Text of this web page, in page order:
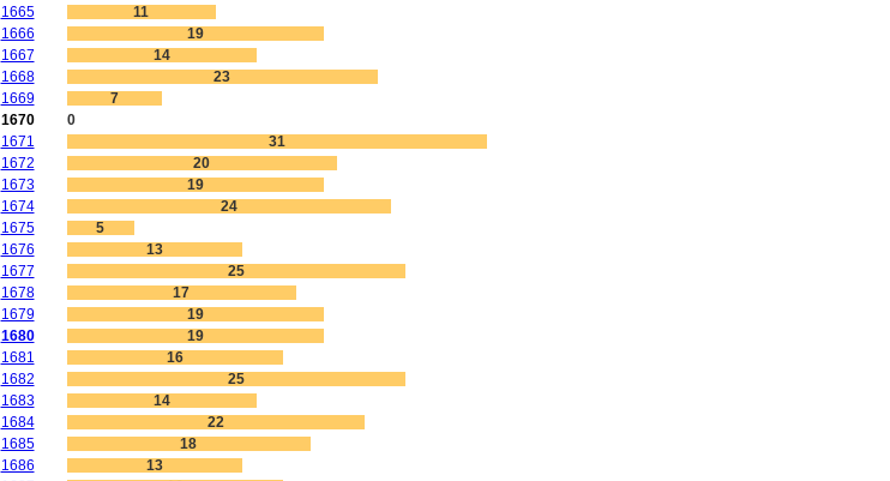
1665
11
1666
19
1667
14
1668
23
1669
7
1670
0
1671
31
1672
20
1673
19
1674
24
1675
5
1676
13
1677
25
1678
17
1679
19
1680
19
1681
16
1682
25
1683
14
1684
22
1685
18
1686
13